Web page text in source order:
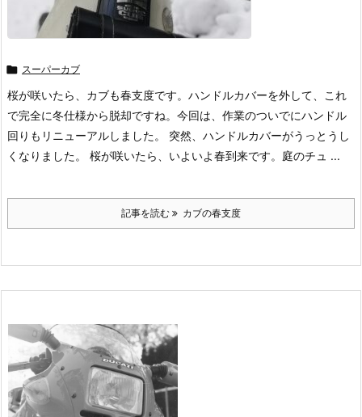
 スーパーカブ
桜が咲いたら、カブも春支度です。ハンドルカバーを外して、これ
で完全に冬仕様から脱却ですね。今回は、作業のついでにハンドル
回りもリニューアルしました。 突然、ハンドルカバーがうっとうし
くなりました。 桜が咲いたら、いよいよ春到来です。庭のチュ ...
記事を読む カブの春支度